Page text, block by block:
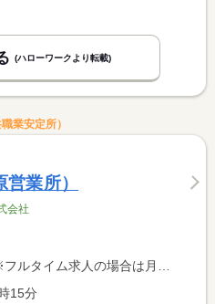
(ハローワークより転載)
業安定所）
業所）
会社
算額）、パート求人の場合は時間額を表示しています。
15分